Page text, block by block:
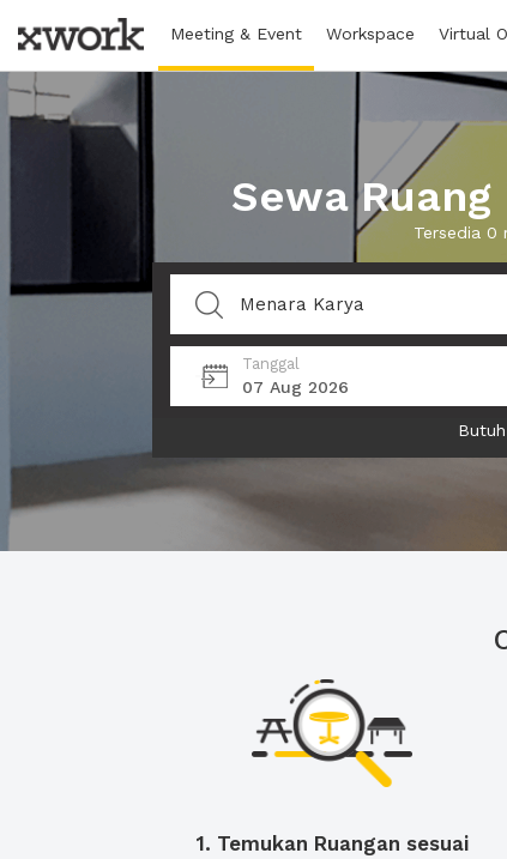
Meeting & Event Workspace Virtual
Sewa
Tersedia 0
Tanggal
07 Aug 2026
1. Temukan Ruangan sesuai